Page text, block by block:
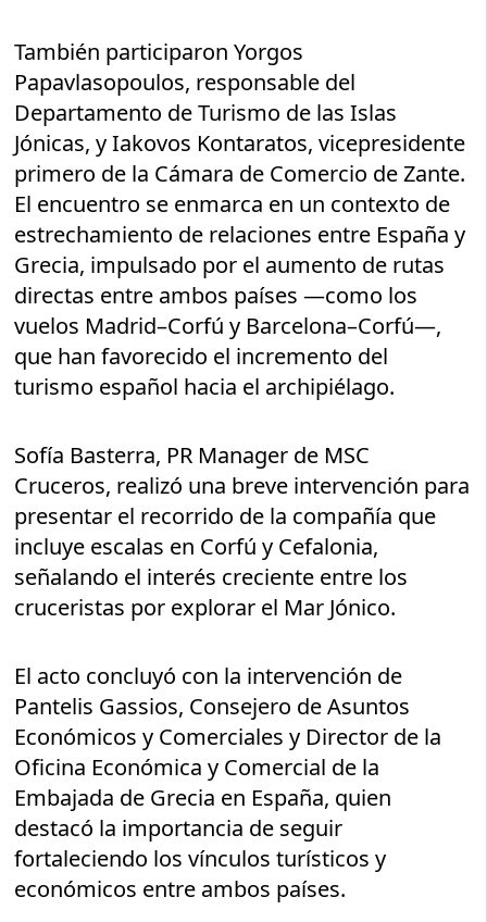
También participaron Yorgos
Papavlasopoulos, responsable del
Departamento de Turismo de las Islas
Jónicas, y Iakovos Kontaratos, vicepresidente
primero de la Cámara de Comercio de Zante.
El encuentro se enmarca en un contexto de
estrechamiento de relaciones entre España y
Grecia, impulsado por el aumento de rutas
directas entre ambos países —como los
vuelos Madrid–Corfú y Barcelona–Corfú—,
que han favorecido el incremento del
turismo español hacia el archipiélago.
Sofía Basterra, PR Manager de MSC
Cruceros, realizó una breve intervención para
presentar el recorrido de la compañía que
incluye escalas en Corfú y Cefalonia,
señalando el interés creciente entre los
cruceristas por explorar el Mar Jónico.
El acto concluyó con la intervención de
Pantelis Gassios, Consejero de Asuntos
Económicos y Comerciales y Director de la
Oficina Económica y Comercial de la
Embajada de Grecia en España, quien
destacó la importancia de seguir
fortaleciendo los vínculos turísticos y
económicos entre ambos países.